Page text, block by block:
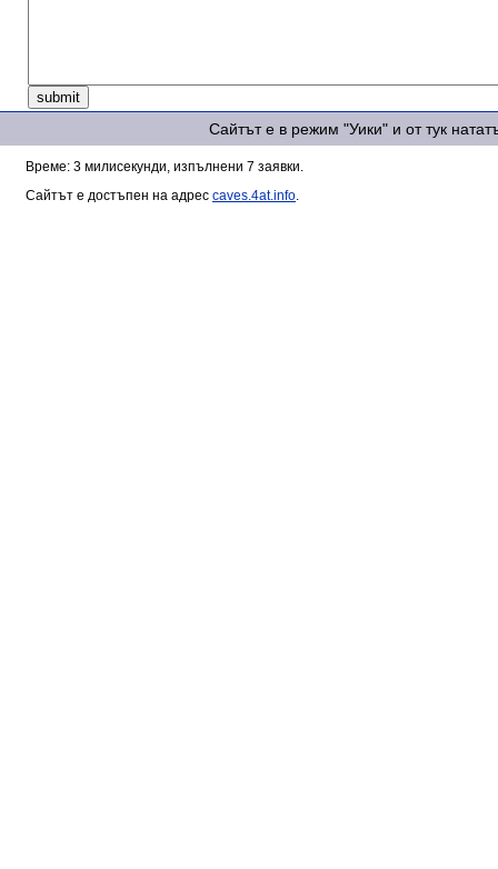
Сайтът е в режим "Уики" и от тук
Време: 3 милисекунди, изпълнени 7 заявки.
Сайтът е достъпен на адрес caves.4at.info.